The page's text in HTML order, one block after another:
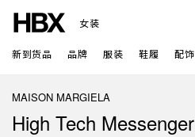
女装
新到货品 品牌 服装 鞋履 配饰
MAISON MARGIELA
High Tech Messenger